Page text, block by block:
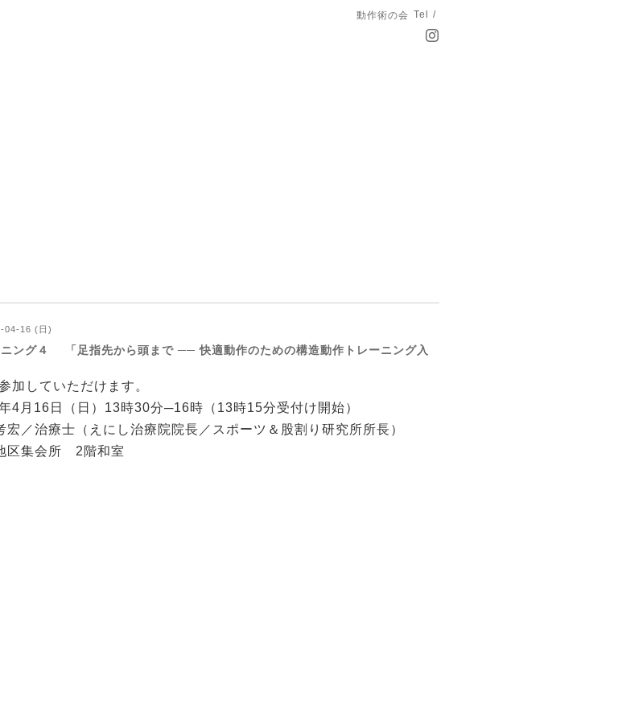
動作術の会 Tel /
04-16 (日)
ング４ 「足指先から頭まで ── 快適動作のための構造動作トレーニング入
加していただけます。
4月16日（日）13時30分─16時（13時15分受付け開始）
宏／治療士（えにし治療院院長／スポーツ＆股割り研究所所長）
区集会所 2階和室